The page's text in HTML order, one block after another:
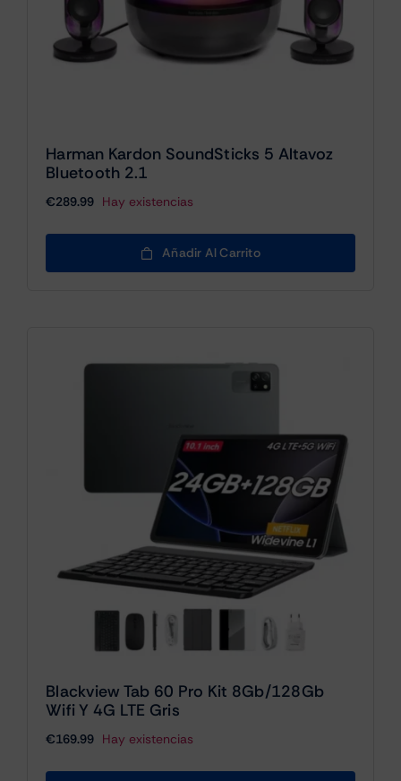
Harman Kardon SoundSticks 5 Altavoz
Bluetooth 2.1
€289.99 Hay existencias
Añadir Al Carrito
Blackview Tab 60 Pro Kit 8Gb/128Gb
Wifi Y 4G LTE Gris
€169.99 Hay existencias